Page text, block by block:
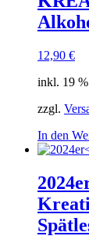
12,90 €
inkl. 19
zzgl.
In den